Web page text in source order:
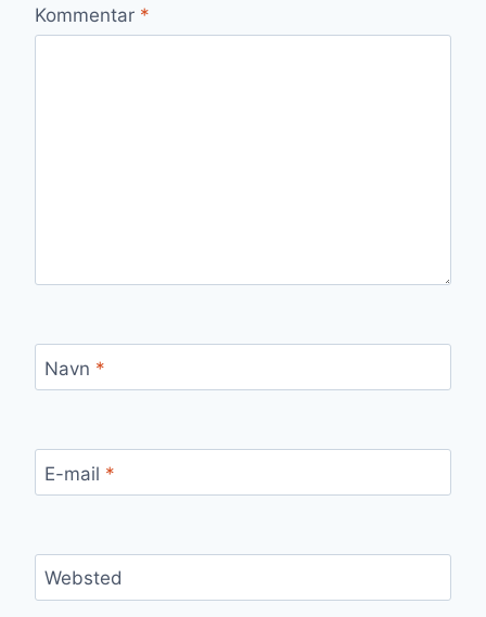
Kommentar *
Navn *
E-mail *
Websted